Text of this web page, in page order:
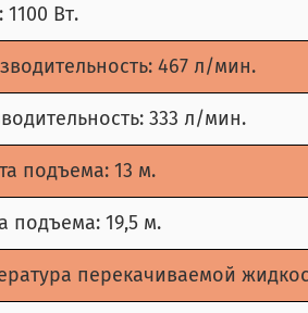
Вт.
467 л/мин.
333 л/мин.
подъема: 13 м.
подъема: 19,5 м.
перекачиваемой